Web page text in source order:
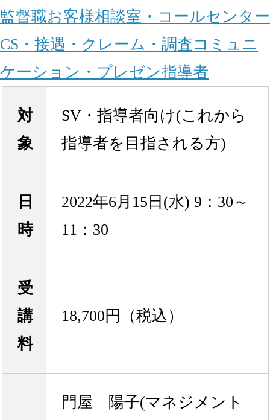
監督職お客様相談室・コールセンター
CS・接遇・クレーム・調査コミュニ
ケーション・プレゼン指導者
対
象
SV・指導者向け(これから
指導者を目指される方)
日
時
2022年6月15日(水) 9：30～
11：30
受
講
料
18,700円（税込）
門屋 陽子(マネジメント